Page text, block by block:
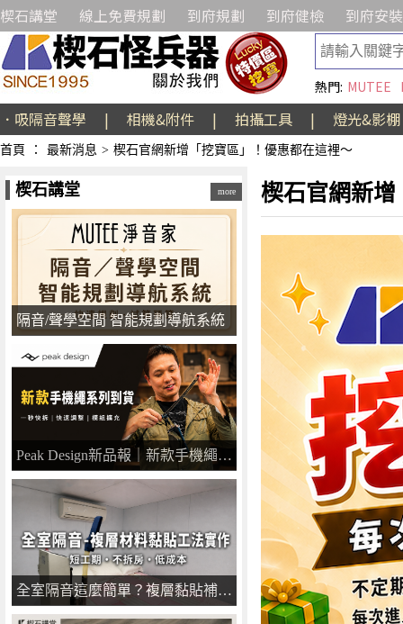
楔石講堂 線上免費規劃 到府規劃 到府健檢 到府安裝
熱門: MUTEE
．吸隔音聲學 | 相機&附件 | 拍攝工具 | 燈光&影棚
首頁 ： 最新消息 > 楔石官網新增「挖寶區」！優惠都在這裡～
楔石講堂 more
隔音/聲學空間 智能規劃導航系統
Peak Design新品報｜新款手機繩系列到貨！一秒快拆超方便
全室隔音這麼簡單？複層黏貼補強幫你用最短工期、最低成本達成｜楔石講堂
楔石官網新